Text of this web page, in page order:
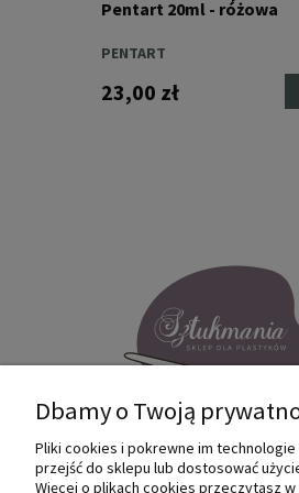
Pentart 20ml - różowa
PENTART
23,00 zł
Internetowy sklep dla
Dbamy o Twoją
Pliki cookies i pokrewne im
przejść do sklepu lub dostosować
Więcej o plikach cookies przeczytasz